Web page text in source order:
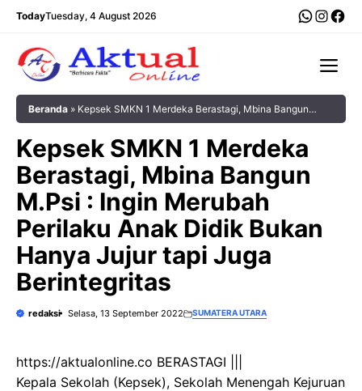
Langsung
TodayTuesday, 4 August 2026
Beranda » Kepsek SMKN 1 Merdeka Berastagi, Mbina Bangun
Juga Berintegritas
Kepsek SMKN 1 Merdeka
Berastagi, Mbina Bangun
M.Psi : Ingin Merubah
Perilaku Anak Didik Bukan
Hanya Jujur tapi Juga
Berintegritas
redaksi Selasa, 13 September 2022 SUMATERA UTARA
https://aktualonline.co BERASTAGI |||
Kepala Sekolah (Kepsek), Sekolah Menengah Kejuruan